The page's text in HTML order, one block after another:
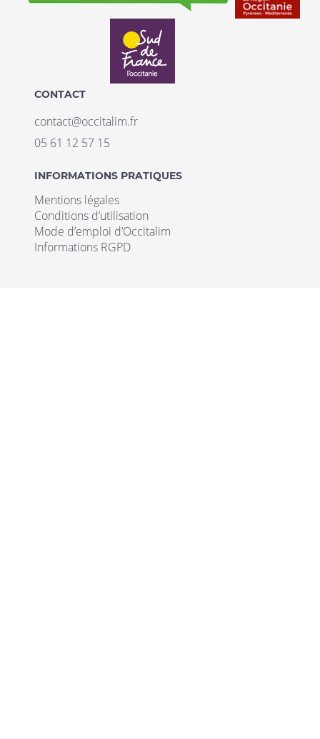
CONTACT
contact@occitalim.fr
05 61 12 57 15
INFORMATIONS PRATIQUES
Mentions légales
Conditions d’utilisation
Mode d’emploi d’Occitalim
Informations RGPD